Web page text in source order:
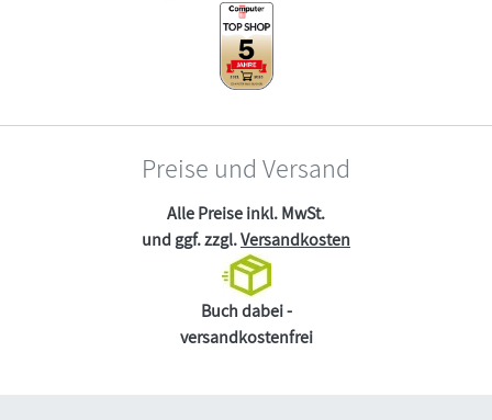
Preise und Versand
Alle Preise inkl. MwSt.
und ggf. zzgl.Versandkosten
Buch dabei -
versandkostenfrei